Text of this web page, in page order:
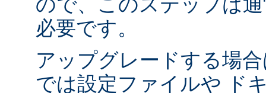
必要です。
アップグレードする場
では設定ファイルや ド